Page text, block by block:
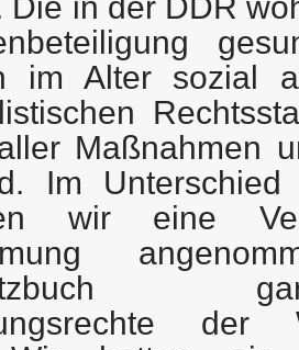
im Alter sozial
Maßnahmen
Im
wir eine